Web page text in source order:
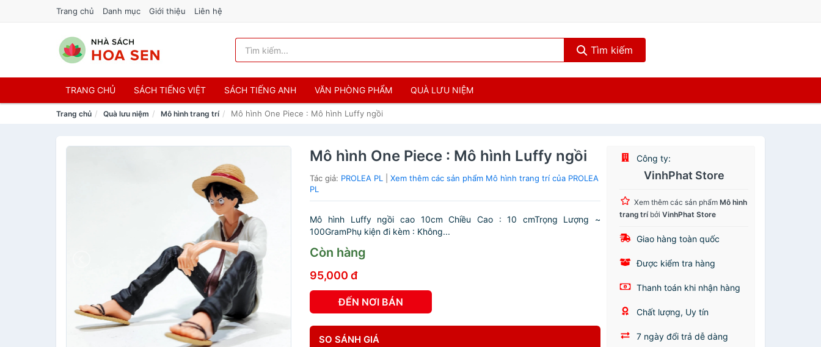
Trang chủ Danh mục Giới thiệu Liên hệ
Tìm kiếm
TRANG CHỦ SÁCH TIẾNG VIỆT SÁCH TIẾNG ANH VĂN PHÒNG PHẨM QUÀ LƯU NIỆM
Trang chủ Quà lưu niệm Mô hình trang trí Mô hình One Piece : Mô hình Luffy ngồi
Mô hình One Piece : Mô hình Luffy ngồi
Tác giả: PROLEA PL |Xem thêm các sản phẩm Mô hình trang trí của PROLEA
PL
Mô hình Luffy ngồi cao 10cm Chiều Cao : 10 cmTrọng Lượng ~
100GramPhụ kiện đi kèm : Không...
Còn hàng
95,000 đ
ĐẾN NƠI BÁN
SO SÁNH GIÁ
Công ty:
VinhPhat Store
Xem thêm các sản phẩmMô hình
trang trí bởiVinhPhat Store
Giao hàng toàn quốc
Được kiểm tra hàng
Thanh toán khi nhận hàng
Chất lượng, Uy tín
7 ngày đổi trả dễ dàng